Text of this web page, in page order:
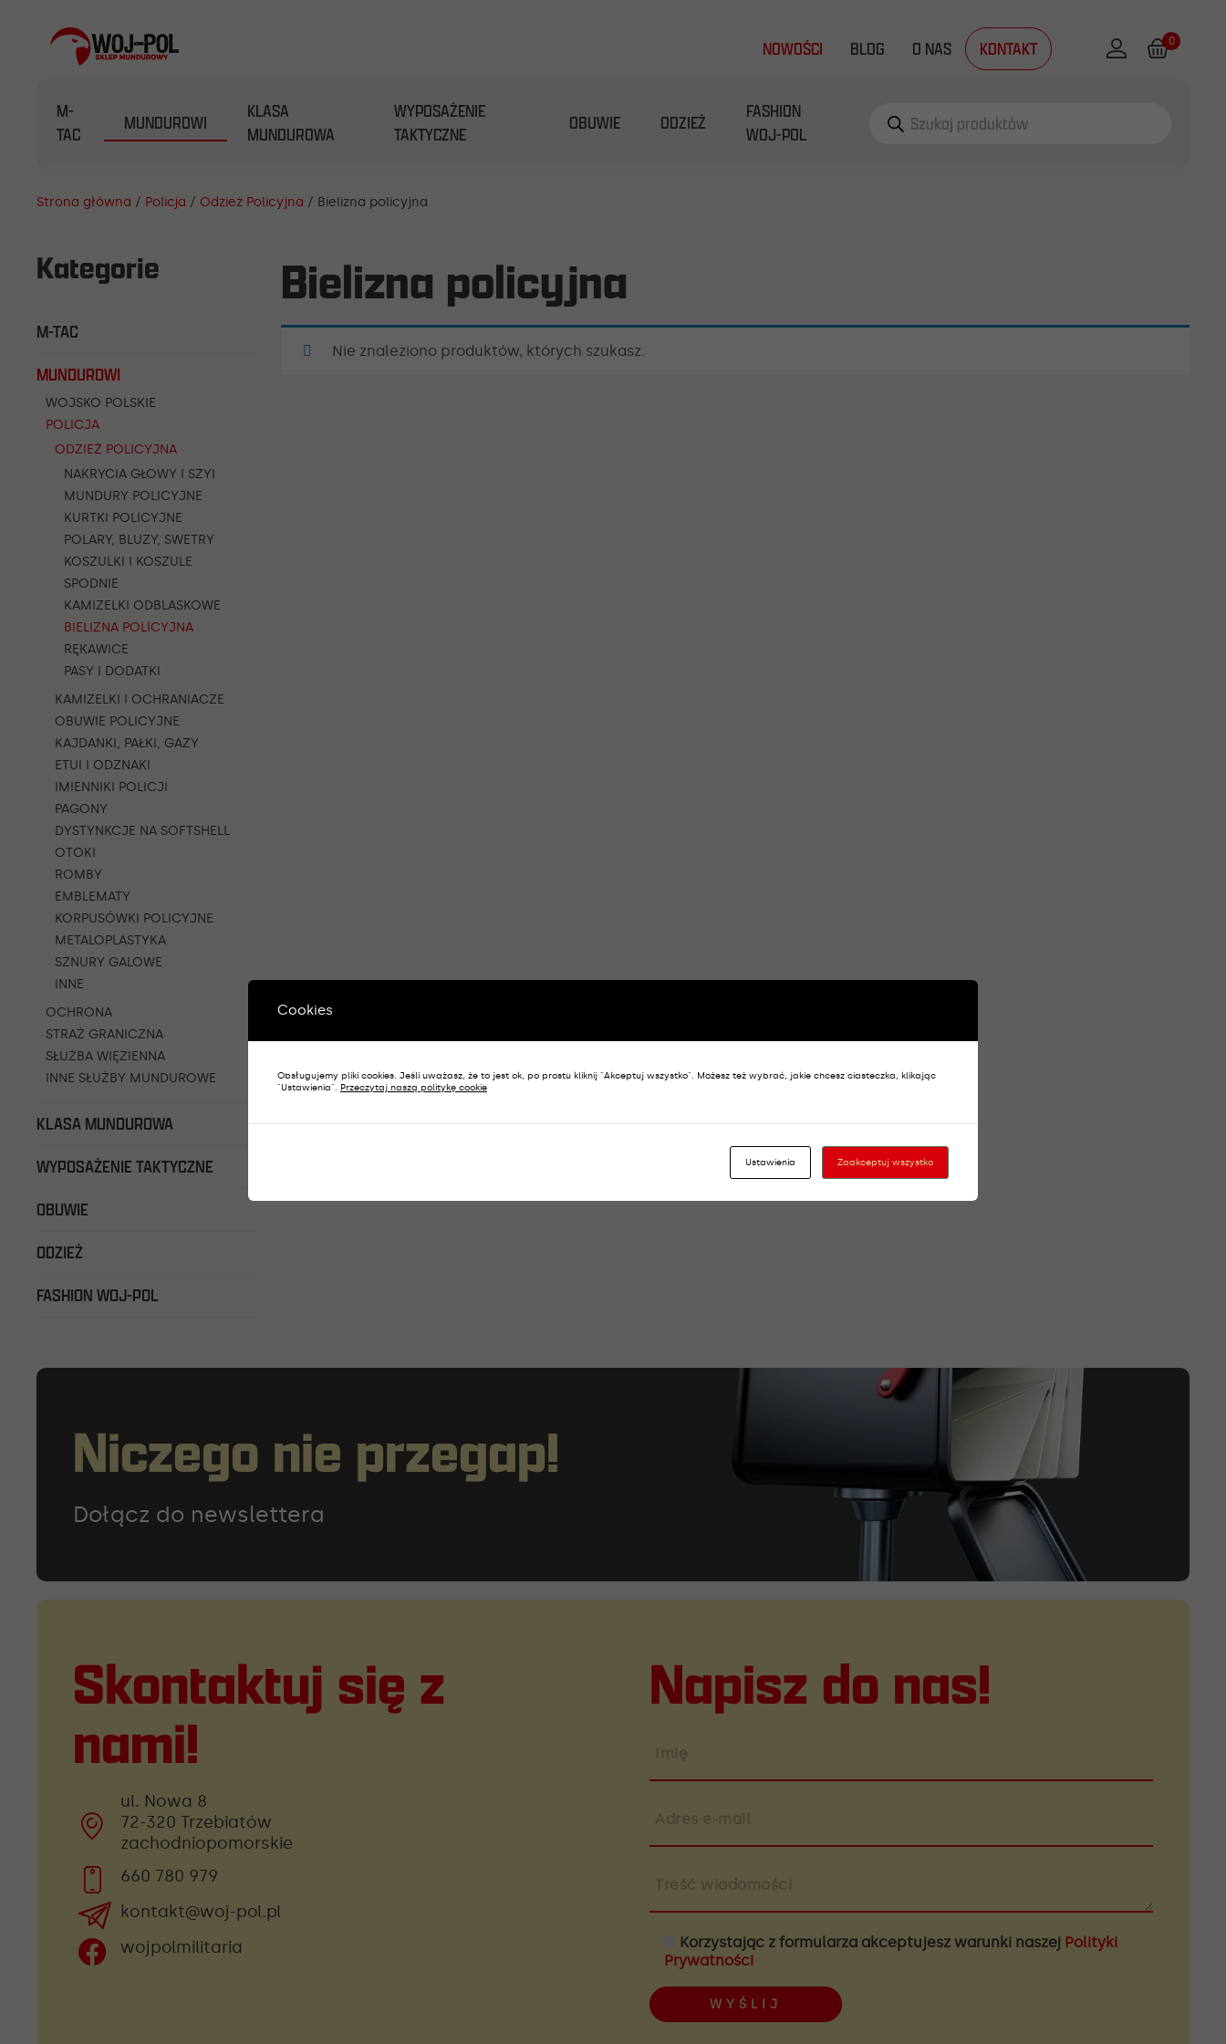
NOWOŚCI BLOG O NAS KONTAKT 0
M-
TAC
MUNDUROWI
KLASA
MUNDUROWA
WYPOSAŻENIE
TAKTYCZNE
OBUWIE ODZIEŻ
FASHION
WOJ-POL
produktów
Strona główna / Policja / Odzież Policyjna / Bielizna policyjna
Kategorie
M-TAC
MUNDUROWI
WOJSKO POLSKIE
POLICJA
ODZIEŻ POLICYJNA
NAKRYCIA GŁOWY I SZYI
MUNDURY POLICYJNE
KURTKI POLICYJNE
POLARY, BLUZY, SWETRY
KOSZULKI I KOSZULE
SPODNIE
KAMIZELKI ODBLASKOWE
BIELIZNA POLICYJNA
RĘKAWICE
PASY I DODATKI
KAMIZELKI I OCHRANIACZE
OBUWIE POLICYJNE
KAJDANKI, PAŁKI, GAZY
ETUI I ODZNAKI
IMIENNIKI POLICJI
PAGONY
DYSTYNKCJE NA SOFTSHELL
OTOKI
ROMBY
EMBLEMATY
KORPUSÓWKI POLICYJNE
METALOPLASTYKA
SZNURY GALOWE
INNE
OCHRONA
STRAŻ GRANICZNA
SŁUŻBA WIĘZIENNA
INNE SŁUŻBY MUNDUROWE
KLASA MUNDUROWA
WYPOSAŻENIE TAKTYCZNE
OBUWIE
ODZIEŻ
FASHION WOJ-POL
Bielizna policyjna
Nie znaleziono produktów, których szukasz.
Niczego nie przegap!
Dołącz do newslettera
Skontaktuj się z
nami!
ul. Nowa 8
72-320 Trzebiatów
zachodniopomorskie
660 780 979
kontakt@woj-pol.pl
wojpolmilitaria
Napisz do nas!
Korzystając z formularza akceptujesz warunki naszej Polityki
Prywatności
Cookies
Obsługujemy pliki cookies. Jeśli uważasz, że to jest ok, po prostu kliknij "Akceptuj wszystko". Możesz też wybrać, jakie chcesz ciasteczka, klikając
"Ustawienia". Przeczytaj naszą politykę cookie
Ustawienia Zaakceptuj wszystko